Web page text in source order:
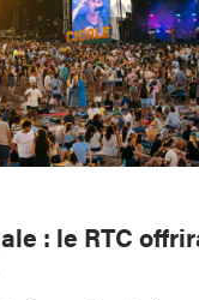
: le RTC